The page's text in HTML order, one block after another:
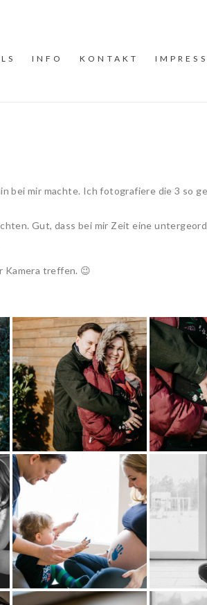
INFO KONTAKT
bei mir machte. Ich fotografiere die 3 so
Gut, dass bei mir Zeit eine
Kamera treffen. 😉